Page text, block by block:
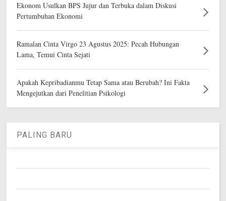
Ekonom Usulkan BPS Jujur dan Terbuka dalam Diskusi
Pertumbuhan Ekonomi
Ramalan Cinta Virgo 23 Agustus 2025: Pecah Hubungan
Lama, Temui Cinta Sejati
Apakah Kepribadianmu Tetap Sama atau Berubah? Ini Fakta
Mengejutkan dari Penelitian Psikologi
PALING BARU